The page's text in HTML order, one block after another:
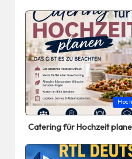
Posted
in
Catering für Hochzeit